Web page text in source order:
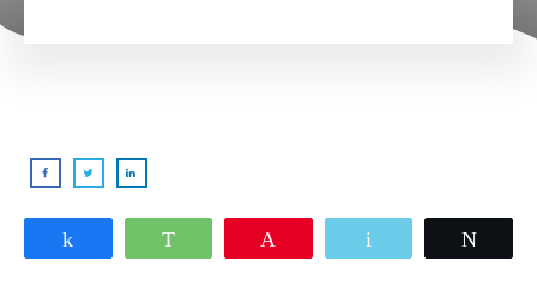
WhatsApp